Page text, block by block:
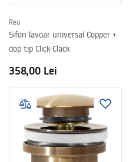
Rea
Sifon lavoar universal Copper +
dop tip Click-Clack
358,00 Lei